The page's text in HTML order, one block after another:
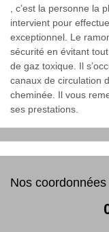
, c’est la personne
intervient pour
exceptionnel. Le
sécurité en évitant
de gaz toxique. Il
canaux de circulation
cheminée. Il vous
ses prestations.
Nos coordonnées